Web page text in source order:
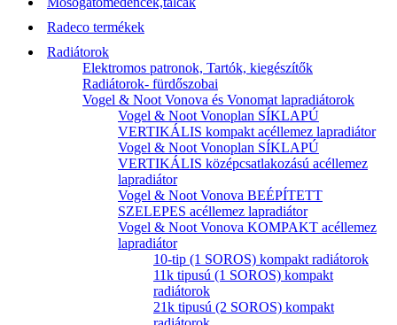
Radeco termékek
Radiátorok
Elektromos patronok, Tartók, kiegészítők
Radiátorok- fürdőszobai
Vogel & Noot Vonova és Vonomat lapradiátorok
Vogel & Noot Vonoplan SÍKLAPÚ
VERTIKÁLIS kompakt acéllemez lapradiátor
Vogel & Noot Vonoplan SÍKLAPÚ
VERTIKÁLIS középcsatlakozású acéllemez
lapradiátor
Vogel & Noot Vonova BEÉPÍTETT
SZELEPES acéllemez lapradiátor
Vogel & Noot Vonova KOMPAKT acéllemez
lapradiátor
10-tip (1 SOROS) kompakt radiátorok
11k tipusú (1 SOROS) kompakt
radiátorok
21k tipusú (2 SOROS) kompakt